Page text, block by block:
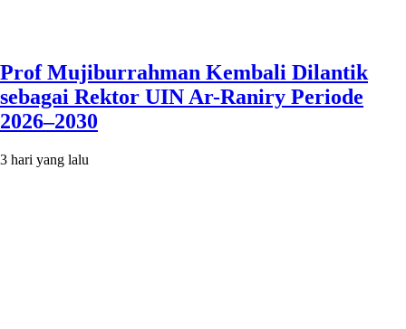
Prof Mujiburrahman Kembali Dilantik
sebagai Rektor UIN Ar-Raniry Periode
2026–2030
3 hari yang lalu